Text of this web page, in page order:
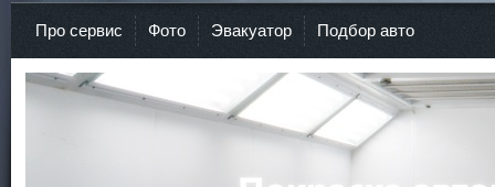
Про сервис Фото Эвакуатор Подбор авто